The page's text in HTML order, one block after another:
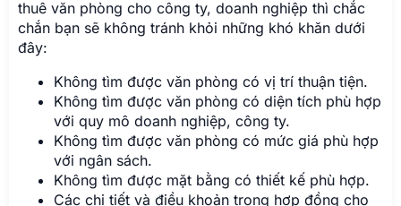
thuê văn phòng cho công ty, doanh nghiệp thì chắc
chắn bạn sẽ không tránh khỏi những khó khăn dưới
đây:
Không tìm được văn phòng có vị trí thuận tiện.
Không tìm được văn phòng có diện tích phù hợp
với quy mô doanh nghiệp, công ty.
Không tìm được văn phòng có mức giá phù hợp
với ngân sách.
Không tìm được mặt bằng có thiết kế phù hợp.
Các chi tiết và điều khoản trong hợp đồng cho